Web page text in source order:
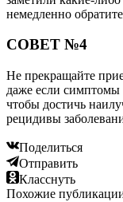
немедленно
СОВЕТ №4
Не прекращайте
даже если симптомы
чтобы достичь
рецидивы
Поделиться
Отправить
Класснуть
Похожие